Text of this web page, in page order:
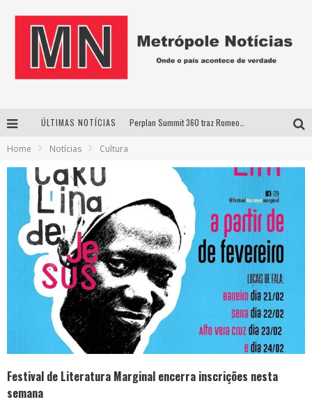
ÚLTIMAS NOTÍCIAS
Uberlândia recebe estreia nacional de espetáculo inspirado em episódio marcante da vida de Friedrich Nietzsche
Agosto Dourado: apoio, informação e acolhimento fortalecem o sucesso da amamentação
Home Notícias Cultura
Festival de Literatura Marginal encerra inscrições nesta
semana